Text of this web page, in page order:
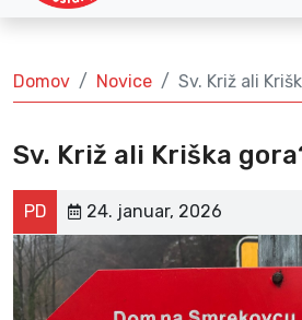
Domov Novice Sv. Križ ali
Sv. Križ ali Kriška
PD 24. januar, 2026